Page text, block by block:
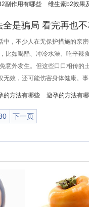
副作用有哪些 维生素b2效果
是骗局 看完再也
，不少人在无保护措施的亲密
比如喝醋、冲冷水澡、吃辛辣
意外发生。但这些口口相传的
无效，还可能伤害身体健康。
的方法有哪些 避孕的方法有
下一页